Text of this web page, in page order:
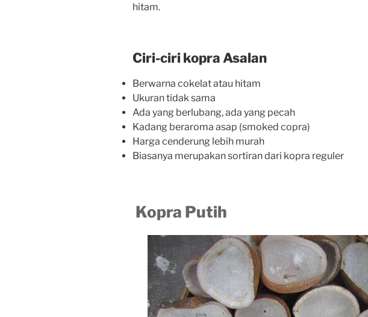
hitam.
Ciri-ciri kopra Asalan
Berwarna cokelat atau hitam
Ukuran tidak sama
Ada yang berlubang, ada yang pecah
Kadang beraroma asap (smoked copra)
Harga cenderung lebih murah
Biasanya merupakan sortiran dari kopra reguler
Kopra Putih